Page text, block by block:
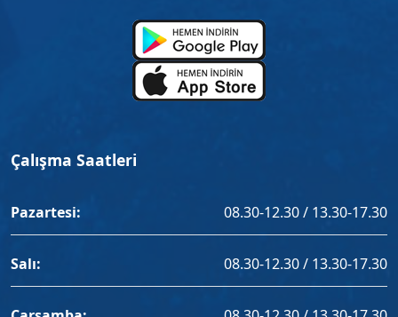
Çalışma Saatleri
Pazartesi: 08.30-12.30 / 13.30-17.30
Salı: 08.30-12.30 / 13.30-17.30